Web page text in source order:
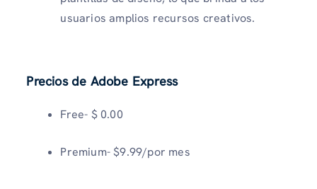
usuarios amplios recursos creativos.
Precios de Adobe Express
Free- $ 0.00
Premium- $9.99/por mes